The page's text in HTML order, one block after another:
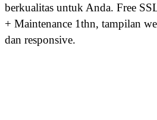
berkualitas untuk Anda. Free
+ Maintenance 1thn, tampilan
dan responsive.